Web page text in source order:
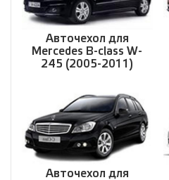
Авточехол для
Mercedes B-class W-
245 (2005-2011)
Авточехол для